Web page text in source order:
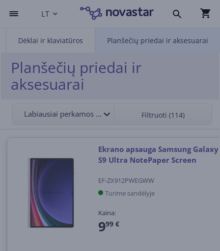
LT
Dėklai ir klaviatūros Planšečių priedai ir aksesuarai
Planšečių priedai ir
aksesuarai
Labiausiai perkamos viršuje Filtruoti (114)
Ekrano apsauga Samsung Galaxy
S9 Ultra NotePaper Screen
EF-ZX912PWEGWW
Turime sandėlyje
Kaina:
999 €